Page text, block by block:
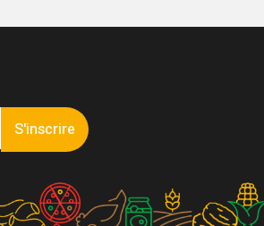
S'inscrire